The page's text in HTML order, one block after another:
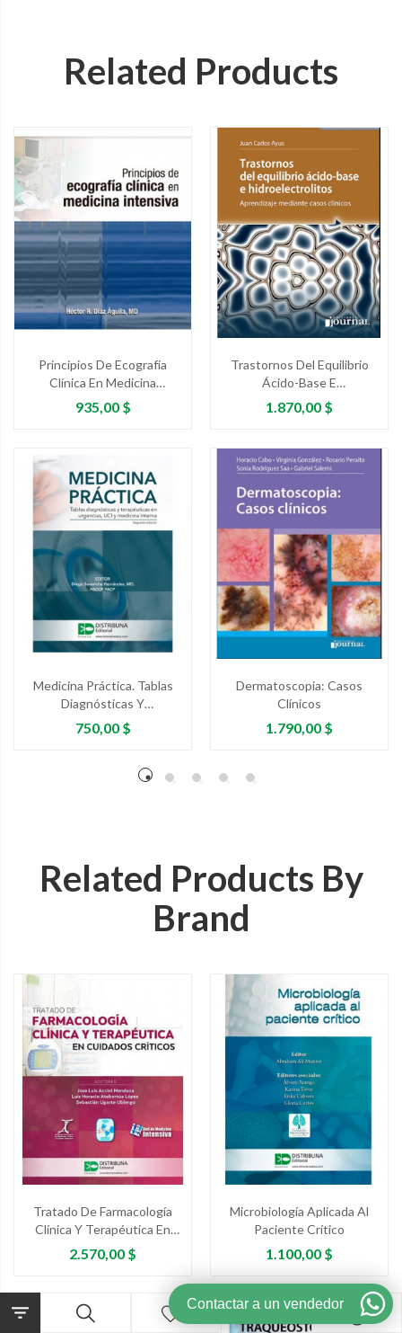

Related Products
Principios De Ecografía
Clínica En Medicina
Intensiva
Precio
935,00 $
Medicina Práctica. Tablas
Diagnósticas Y
Terapéuticas En Urgencias,
Uci Y Medicina Interna....
Precio
750,00 $
Trastornos Del Equilibrio
Ácido-Base E
Hidroelectrolitos.
Aprendizaje Mediante
Precio
1.870,00 $
Dermatoscopia: Casos
Clínicos
Precio
1.790,00 $
Related Products By
Brand
Tratado De Farmacología
Clínica Y Terapéutica En
Cuidados Críticos
Precio
2.570,00 $
Microbiología Aplicada Al
Paciente Crítico
Precio
1.100,00 $
Contactar a un vendedor